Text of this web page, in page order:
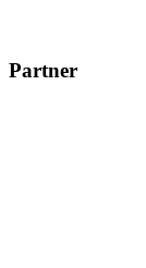
Partner